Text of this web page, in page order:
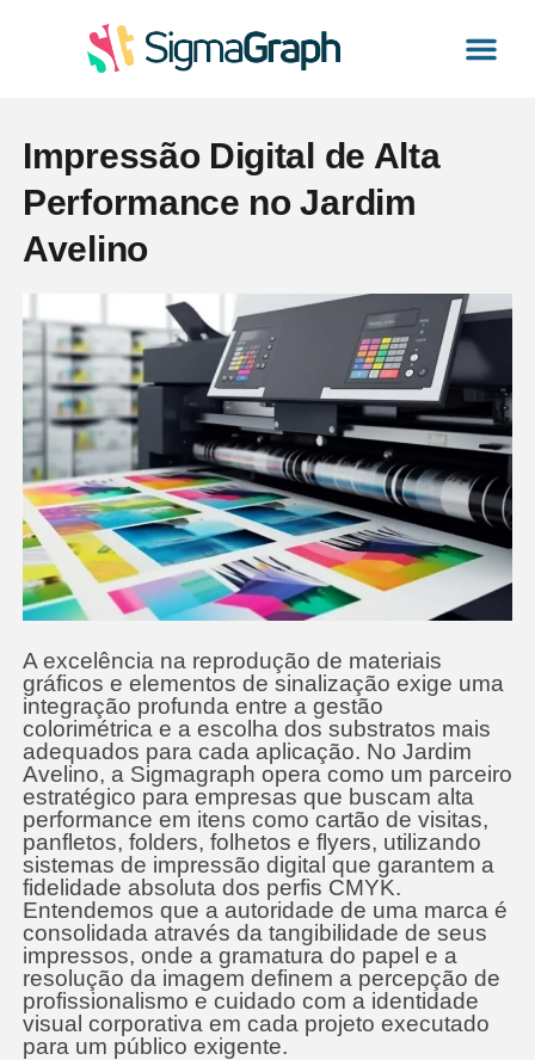
Impressão Digital de Alta
Performance no Jardim
Avelino
A excelência na reprodução de materiais
gráficos e elementos de sinalização exige uma
integração profunda entre a gestão
colorimétrica e a escolha dos substratos mais
adequados para cada aplicação. No Jardim
Avelino, a Sigmagraph opera como um parceiro
estratégico para empresas que buscam alta
performance em itens como cartão de visitas,
panfletos, folders, folhetos e flyers, utilizando
sistemas de impressão digital que garantem a
fidelidade absoluta dos perfis CMYK.
Entendemos que a autoridade de uma marca é
consolidada através da tangibilidade de seus
impressos, onde a gramatura do papel e a
resolução da imagem definem a percepção de
profissionalismo e cuidado com a identidade
visual corporativa em cada projeto executado
para um público exigente.